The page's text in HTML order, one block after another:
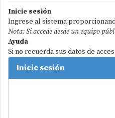
Inicie sesión
Ingrese al sistema
Nota: Si accede desde un equipo
Ayuda
Si no recuerda sus datos de
Inicie sesión